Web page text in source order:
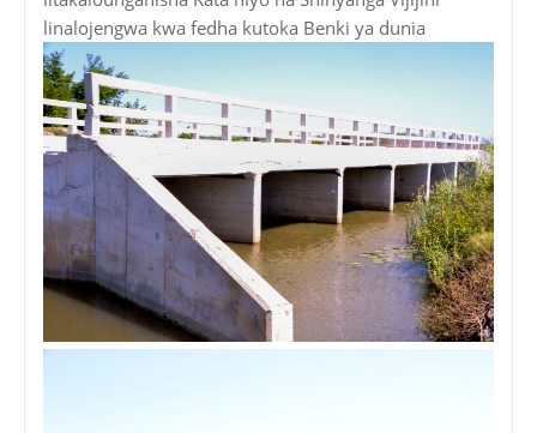
linalojengwa kwa fedha kutoka Benki ya dunia